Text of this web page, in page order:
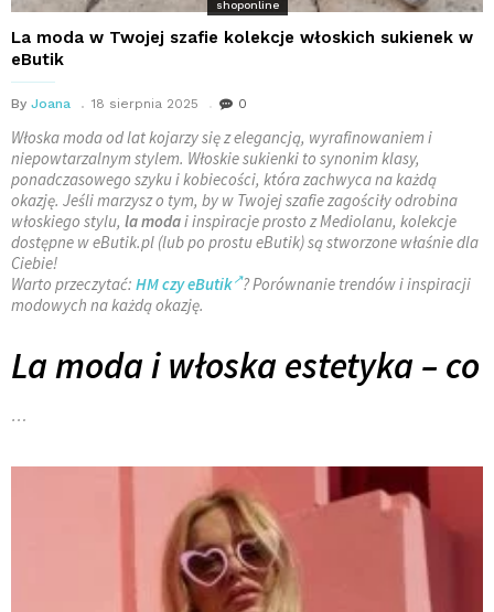
shoponline
La moda w Twojej szafie kolekcje włoskich sukienek w
eButik
By Joana 18 sierpnia 2025 0
Włoska moda od lat kojarzy się z elegancją, wyrafinowaniem i
niepowtarzalnym stylem. Włoskie sukienki to synonim klasy,
ponadczasowego szyku i kobiecości, która zachwyca na każdą
okazję. Jeśli marzysz o tym, by w Twojej szafie zagościły odrobina
włoskiego stylu, la modai inspiracje prosto z Mediolanu, kolekcje
dostępne w eButik.pl (lub po prostu eButik) są stworzone właśnie dla
Ciebie!
Warto przeczytać: HM czy eButik ? Porównanie trendów i inspiracji
modowych na każdą okazję.
La moda i włoska estetyka – co
…